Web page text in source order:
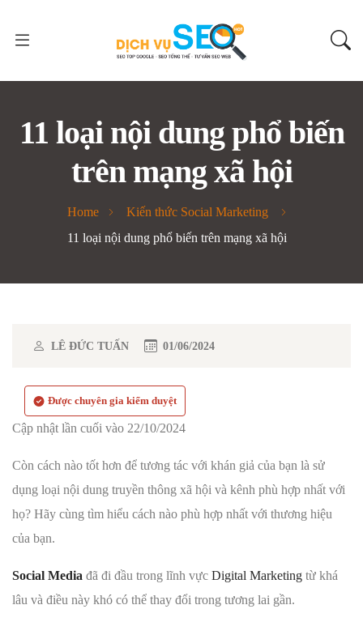
11 loại nội dung phổ biến
trên mạng xã hội
Home
Kiến thức Social Marketing
11 loại nội dung phổ biến trên mạng xã hội
LÊ ĐỨC TUẤN 01/06/2024
Được chuyên gia kiểm duyệt
Cập nhật lần cuối vào 22/10/2024
Còn cách nào tốt hơn để tương tác với khán giả của bạn là sử
dụng loại nội dung truyền thông xã hội và kênh phù hợp nhất với
họ? Hãy cùng tìm hiểu cách nào phù hợp nhất với thương hiệu
của bạn.
Social Media đã đi đầu trong lĩnh vực Digital Marketing từ khá
lâu và điều này khó có thể thay đổi trong tương lai gần.